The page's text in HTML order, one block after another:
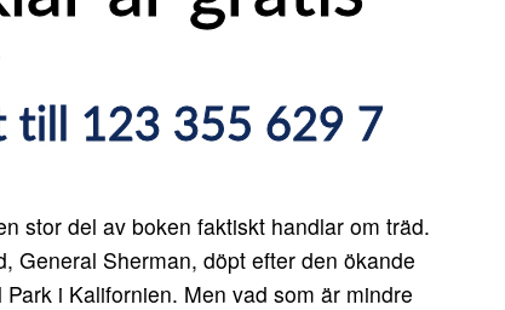
stor del av boken faktiskt handlar om träd.
General Sherman, döpt efter den ökande
i Kalifornien. Men vad som är mindre